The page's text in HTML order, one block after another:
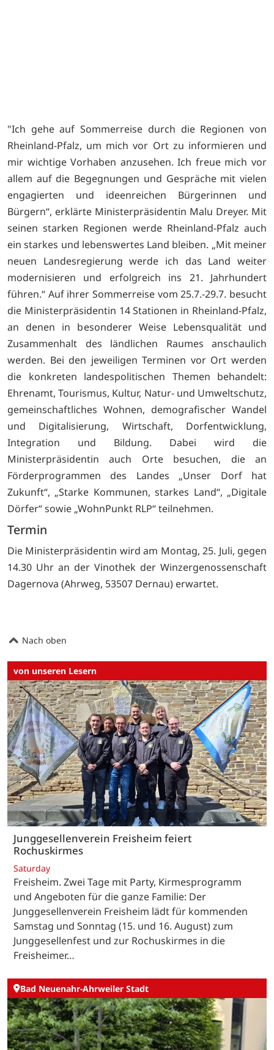
"Ich gehe auf Sommerreise durch die Regionen von
Rheinland-Pfalz, um mich vor Ort zu informieren und
mir wichtige Vorhaben anzusehen. Ich freue mich vor
allem auf die Begegnungen und Gespräche mit vielen
engagierten und ideenreichen Bürgerinnen und
Bürgern“, erklärte Ministerpräsidentin Malu Dreyer. Mit
seinen starken Regionen werde Rheinland-Pfalz auch
ein starkes und lebenswertes Land bleiben. „Mit meiner
neuen Landesregierung werde ich das Land weiter
modernisieren und erfolgreich ins 21. Jahrhundert
führen.“ Auf ihrer Sommerreise vom 25.7.-29.7. besucht
die Ministerpräsidentin 14 Stationen in Rheinland-Pfalz,
an denen in besonderer Weise Lebensqualität und
Zusammenhalt des ländlichen Raumes anschaulich
werden. Bei den jeweiligen Terminen vor Ort werden
die konkreten landespolitischen Themen behandelt:
Ehrenamt, Tourismus, Kultur, Natur- und Umweltschutz,
gemeinschaftliches Wohnen, demografischer Wandel
und Digitalisierung, Wirtschaft, Dorfentwicklung,
Integration und Bildung. Dabei wird die
Ministerpräsidentin auch Orte besuchen, die an
Förderprogrammen des Landes „Unser Dorf hat
Zukunft“, „Starke Kommunen, starkes Land“, „Digitale
Dörfer“ sowie „WohnPunkt RLP“ teilnehmen.
Termin
Die Ministerpräsidentin wird am Montag, 25. Juli, gegen
14.30 Uhr an der Vinothek der Winzergenossenschaft
Dagernova (Ahrweg, 53507 Dernau) erwartet.
Nach oben
von unseren Lesern
Junggesellenverein Freisheim feiert
Rochuskirmes
Saturday
Freisheim. Zwei Tage mit Party, Kirmesprogramm
und Angeboten für die ganze Familie: Der
Junggesellenverein Freisheim lädt für kommenden
Samstag und Sonntag (15. und 16. August) zum
Junggesellenfest und zur Rochuskirmes in die
Freisheimer…
Bad Neuenahr-Ahrweiler Stadt